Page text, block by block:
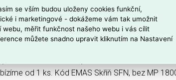
1800 mm
PanelSeT SFN, bez MP
1800x600x600 IP55 najdete v kategoriích
EAN 3606486102763, kód dodavatele
od 1 ks. Kód EMAS Skříň SFN, bez MP
se vším budou uloženy cookies funkční,
i marketingové - dokážeme vám tak umožnit
webu, měřit funkčnost našeho webu i vás cílit
můžete snadno upravit kliknutím na Nastavení